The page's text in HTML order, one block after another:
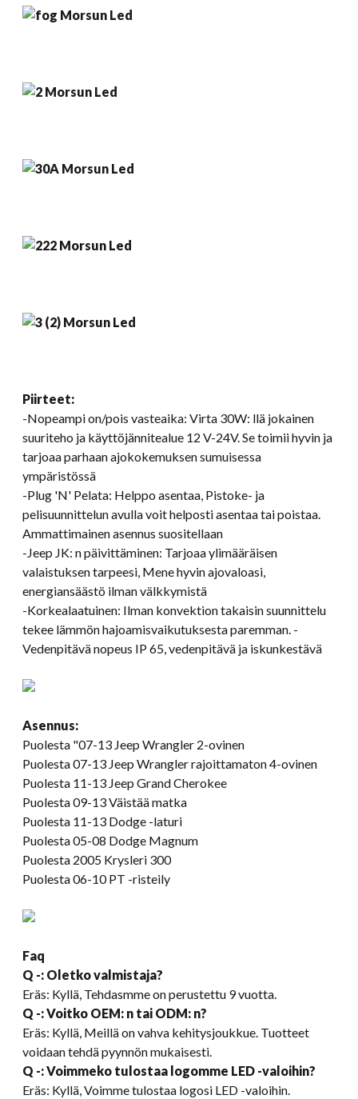
Piirteet:
-Nopeampi on/pois vasteaika: Virta 30W: llä jokainen
suuriteho ja käyttöjännitealue 12 V-24V. Se toimii hyvin ja
tarjoaa parhaan ajokokemuksen sumuisessa
ympäristössä
-Plug 'N' Pelata: Helppo asentaa, Pistoke- ja
pelisuunnittelun avulla voit helposti asentaa tai poistaa.
Ammattimainen asennus suositellaan
-Jeep JK: n päivittäminen: Tarjoaa ylimääräisen
valaistuksen tarpeesi, Mene hyvin ajovaloasi,
energiansäästö ilman välkkymistä
-Korkealaatuinen: Ilman konvektion takaisin suunnittelu
tekee lämmön hajoamisvaikutuksesta paremman. -
Vedenpitävä nopeus IP 65, vedenpitävä ja iskunkestävä
Asennus:
Puolesta "07-13 Jeep Wrangler 2-ovinen
Puolesta 07-13 Jeep Wrangler rajoittamaton 4-ovinen
Puolesta 11-13 Jeep Grand Cherokee
Puolesta 09-13 Väistää matka
Puolesta 11-13 Dodge -laturi
Puolesta 05-08 Dodge Magnum
Puolesta 2005 Krysleri 300
Puolesta 06-10 PT -risteily
Faq
Q -: Oletko valmistaja?
Eräs: Kyllä, Tehdasmme on perustettu 9 vuotta.
Q -: Voitko OEM: n tai ODM: n?
Eräs: Kyllä, Meillä on vahva kehitysjoukkue. Tuotteet
voidaan tehdä pyynnön mukaisesti.
Q -: Voimmeko tulostaa logomme LED -valoihin?
Eräs: Kyllä, Voimme tulostaa logosi LED -valoihin.